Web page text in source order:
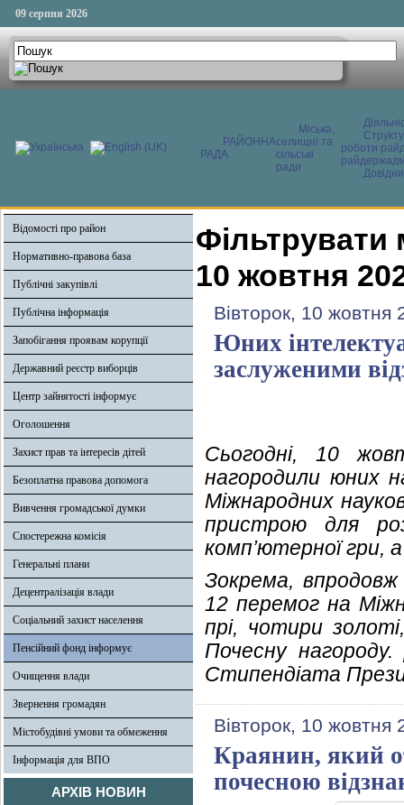
09 серпня 2026
РАЙОННА
РАДА
Міська,
селищні та
сільські
ради
роботи
Відомості про район
Нормативно-правова база
Публічні закупівлі
Публічна інформація
Запобігання проявам корупції
Державний реєстр виборців
Центр зайнятості інформує
Оголошення
Захист прав та інтересів дітей
Безоплатна правова допомога
Вивчення громадської думки
Спостережна комісія
Генеральні плани
Децентралізація влади
Соціальний захист населення
Пенсійний фонд інформує
Очищення влади
Звернення громадян
Містобудівні умови та обмеження
Інформація для ВПО
АРХІВ НОВИН
Фільтрувати
10 жовтня
Вівторок, 10 жовтня
Юних
заслуженими
Сьогодні, 10
нагородили юних
Міжнародних
пристрою для
комп’ютерної гри,
Зокрема, впродовж
12 перемог на
прі, чотири
Почесну
Стипендіата
Вівторок, 10 жовтня
Краянин, який
почесною